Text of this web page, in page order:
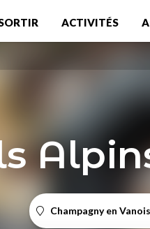
ACTIVITÉS
Champagny en